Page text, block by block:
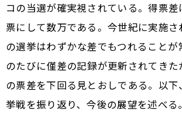
コの当選が確実視されている。得票差
票にして数万である。今世紀に実施さ
の選挙はわずかな差でもつれることが
のたびに僅差の記録が更新されてき
の票差を下回る見とおしである。以
挙戦を振り返り、今後の展望を述べる。